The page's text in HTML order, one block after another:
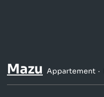
Mazu Appartement